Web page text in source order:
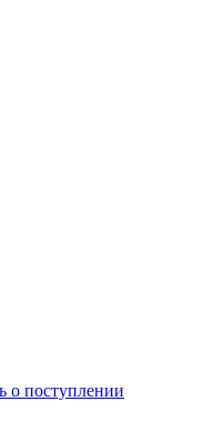
о поступлении